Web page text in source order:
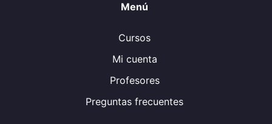
Menú
Cursos
Mi cuenta
Profesores
Preguntas frecuentes